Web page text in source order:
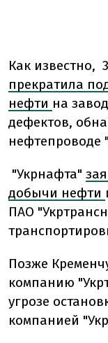
Как известно,
прекратила
нефти на
дефектов,
нефтепроводе
"Укрнафта"
добычи нефти
ПАО
Позже
компанию
угрозе
компанией